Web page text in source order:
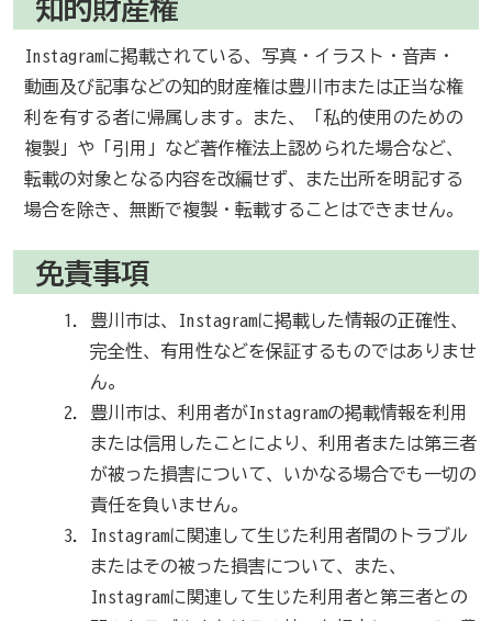
知的財産権
Instagramに掲載されている、写真・イラスト・音声・
動画及び記事などの知的財産権は豊川市または正当な権
利を有する者に帰属します。また、「私的使用のための
複製」や「引用」など著作権法上認められた場合など、
転載の対象となる内容を改編せず、また出所を明記する
場合を除き、無断で複製・転載することはできません。
免責事項
豊川市は、Instagramに掲載した情報の正確性、
完全性、有用性などを保証するものではありませ
ん。
豊川市は、利用者がInstagramの掲載情報を利用
または信用したことにより、利用者または第三者
が被った損害について、いかなる場合でも一切の
責任を負いません。
Instagramに関連して生じた利用者間のトラブル
またはその被った損害について、また、
Instagramに関連して生じた利用者と第三者との